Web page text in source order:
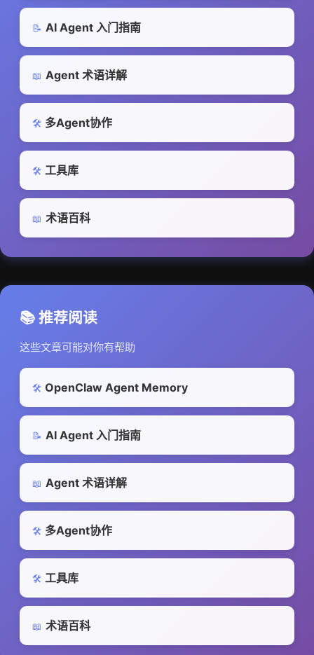
📝 AI Agent 入门指南
📖 Agent 术语详解
🛠️ 多Agent协作
🛠️ 工具库
📖 术语百科
📚 推荐阅读
这些文章可能对你有帮助
🛠️ OpenClaw Agent Memory
📝 AI Agent 入门指南
📖 Agent 术语详解
🛠️ 多Agent协作
🛠️ 工具库
📖 术语百科